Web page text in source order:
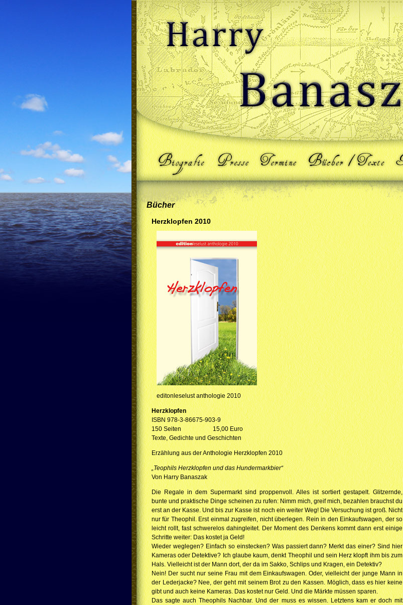
Bücher
Herzklopfen 2010
editonleselust anthologie 2010
Herzklopfen
ISBN 978-3-86675-903-9
150 Seiten 15,00 Euro
Texte, Gedichte und Geschichten
Erzählung aus der Anthologie Herzklopfen 2010
„Teophils Herzklopfen und das Hundermarkbier“
Von Harry Banaszak
Die Regale in dem Supermarkt sind proppenvoll. Alles ist sortiert gestapelt. Glitzernde,
bunte und praktische Dinge scheinen zu rufen: Nimm mich, greif mich, bezahlen brauchst du
erst an der Kasse. Und bis zur Kasse ist noch ein weiter Weg! Die Versuchung ist groß. Nicht
nur für Theophil. Erst einmal zugreifen, nicht überlegen. Rein in den Einkaufswagen, der so
leicht rollt, fast schwerelos dahingleitet. Der Moment des Denkens kommt dann erst einige
Schritte weiter: Das kostet ja Geld!
Wieder weglegen? Einfach so einstecken? Was passiert dann? Merkt das einer? Sind hier
Kameras oder Detektive? Ich glaube kaum, denkt Theophil und sein Herz klopft ihm bis zum
Hals. Vielleicht ist der Mann dort, der da im Sakko, Schlips und Kragen, ein Detektiv?
Nein! Der sucht nur seine Frau mit dem Einkaufswagen. Oder, vielleicht der junge Mann in
der Lederjacke? Nee, der geht mit seinem Brot zu den Kassen. Möglich, dass es hier keine
gibt und auch keine Kameras. Das kostet nur Geld. Und die Märkte müssen sparen.
Das sagte auch Theophils Nachbar. Und der muss es wissen. Letztens kam er doch mit